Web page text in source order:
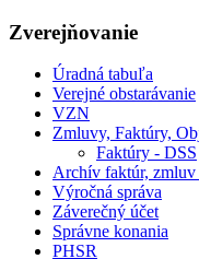
Zverejňovanie
Úradná tabuľa
Verejné obstarávanie
VZN
Zmluvy, Faktúry,
Faktúry - DSS
Archív faktúr, zmluv
Výročná správa
Záverečný účet
Správne konania
PHSR